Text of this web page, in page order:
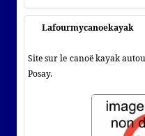
Lafourmycanoekayak
Site sur le canoë kayak
Posay.